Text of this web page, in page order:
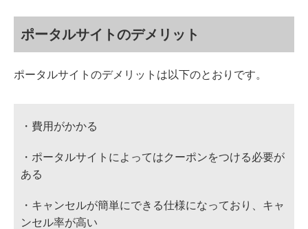
ポータルサイトのデメリット
ポータルサイトのデメリットは以下のとおりです。
・費用がかかる
・ポータルサイトによってはクーポンをつける必要が
ある
・キャンセルが簡単にできる仕様になっており、キャ
ンセル率が高い